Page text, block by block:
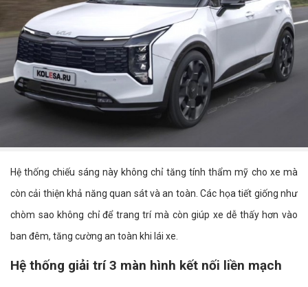
Hệ thống chiếu sáng này không chỉ tăng tính thẩm mỹ cho xe mà
còn cải thiện khả năng quan sát và an toàn. Các họa tiết giống như
chòm sao không chỉ để trang trí mà còn giúp xe dễ thấy hơn vào
ban đêm, tăng cường an toàn khi lái xe.
Hệ thống giải trí 3 màn hình kết nối liền mạch